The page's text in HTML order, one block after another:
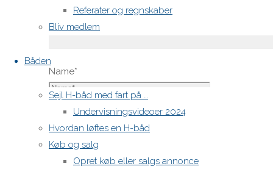
Referater og regnskaber
Bliv medlem
Båden
Sejl H-båd med fart på …
Undervisningsvideoer 2024
Hvordan løftes en H-båd
Køb og salg
Opret køb eller salgs annonce
Name*
Email *
Website